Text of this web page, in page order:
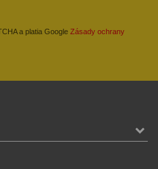
a platia Google Zásady ochrany